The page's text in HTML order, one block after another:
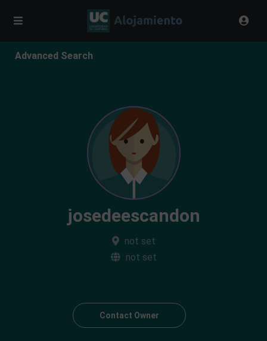
Advanced Search
josedeescandon
not set
not set
Contact Owner